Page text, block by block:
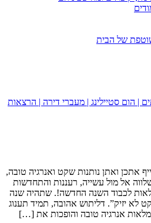
של הבית
אתכן ואתן נותנות שקט ואנרגיה טובה,
אל מול עשייה, רעננות והתחדשות
לכבוד השנה החדשה!. שתהיה שנה
לא יזיק”. דליתוש אהובה, תמיד תענוג
אנרגיה טובה והופכות את […]